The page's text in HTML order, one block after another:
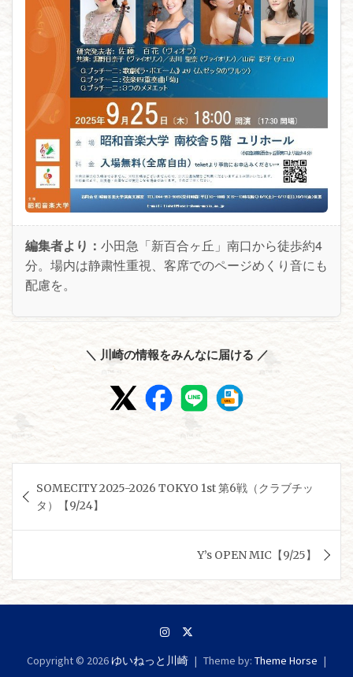
編集者より： 小田急「新百合ヶ丘」南口から徒歩約4
分。場内は静粛性重視、客席でのページめくり音にも
配慮を。
＼ 川崎の情報をみんなに届ける ／
投
稿
ナ
ゲ
ー
ョ
SOMECITY 2025-2026 TOKYO 1st 第6戦（クラブチッ
タ）【9/24】
Y’s OPEN MIC【9/25】
Copyright © 2026 ゆいねっと川崎 Theme by: Theme Horse